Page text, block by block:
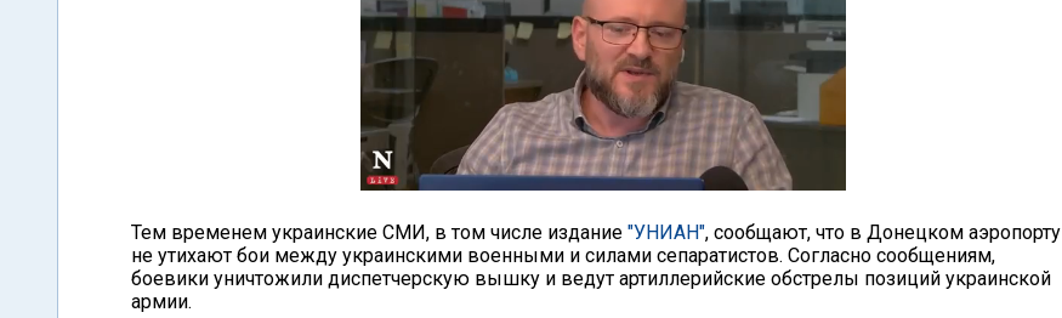
Тем временем украинские СМИ, в том числе издание "УНИАН", сообщают, что в Донецком аэропорту
не утихают бои между украинскими военными и силами сепаратистов. Согласно сообщениям,
боевики уничтожили диспетчерскую вышку и ведут артиллерийские обстрелы позиций украинской
армии.